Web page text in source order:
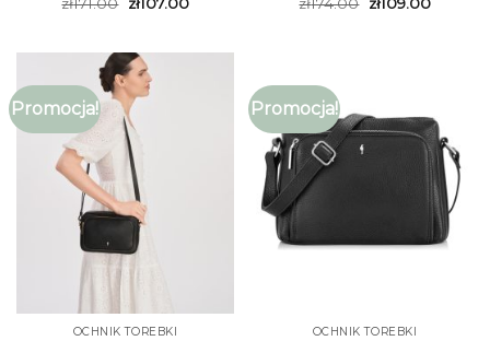
Promocja!
OCHNIK TOREBKI
Promocja!
OCHNIK TOREBKI